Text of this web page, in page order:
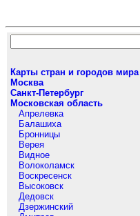
Карты стран и городов мира
Москва
Санкт-Петербург
Московская область
Апрелевка
Балашиха
Бронницы
Верея
Видное
Волоколамск
Воскресенск
Высоковск
Дедовск
Дзержинский